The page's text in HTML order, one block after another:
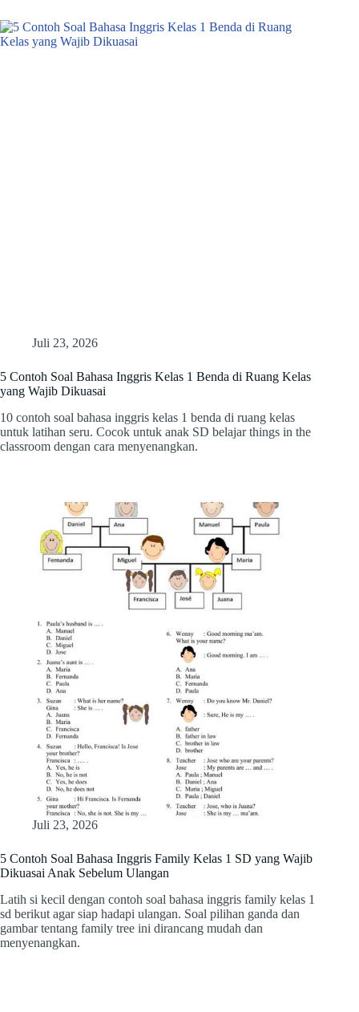
Juli 23, 2026
5 Contoh Soal Bahasa Inggris Kelas 1 Benda di Ruang Kelas
yang Wajib Dikuasai
10 contoh soal bahasa inggris kelas 1 benda di ruang kelas
untuk latihan seru. Cocok untuk anak SD belajar things in the
classroom dengan cara menyenangkan.
Juli 23, 2026
5 Contoh Soal Bahasa Inggris Family Kelas 1 SD yang Wajib
Dikuasai Anak Sebelum Ulangan
Latih si kecil dengan contoh soal bahasa inggris family kelas 1
sd berikut agar siap hadapi ulangan. Soal pilihan ganda dan
gambar tentang family tree ini dirancang mudah dan
menyenangkan.